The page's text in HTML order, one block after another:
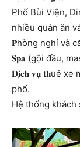
Phố Bùi Viện,
nhiều quán ăn
𝐏hòng nghỉ và
𝐒𝐩𝐚 (gội đầu,
𝐃𝐢̣𝐜𝐡 𝐯𝐮̣ 𝐭𝐡uê
phố.
Hệ thống khách